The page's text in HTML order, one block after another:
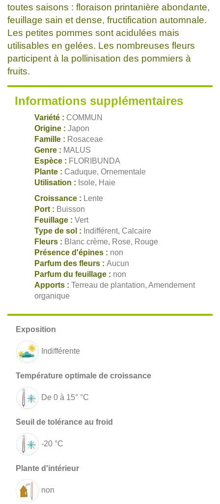
toutes saisons : floraison printanière abondante,
feuillage sain et dense, fructification automnale.
Les petites pommes sont acidulées mais
utilisables en gelées. Les nombreuses fleurs
participent à la pollinisation des pommiers à
fruits.
Informations supplémentaires
Variété : COMMUN
Origine : Japon
Famille : Rosaceae
Genre : MALUS
Espèce : FLORIBUNDA
Plante : Caduque, Ornementale
Utilisation : Isole, Haie
Croissance : Lente
Port : Buisson
Feuillage : Vert
Type de sol : Indifférent, Calcaire
Fleurs : Blanc crème, Rose, Rouge
Présence d'épines : non
Parfum des fleurs : Aucun
Parfum du feuillage : non
Apports : Terreau de plantation, Amendement
organique
Indifférente
De 0 à 15° °C
-20 °C
non